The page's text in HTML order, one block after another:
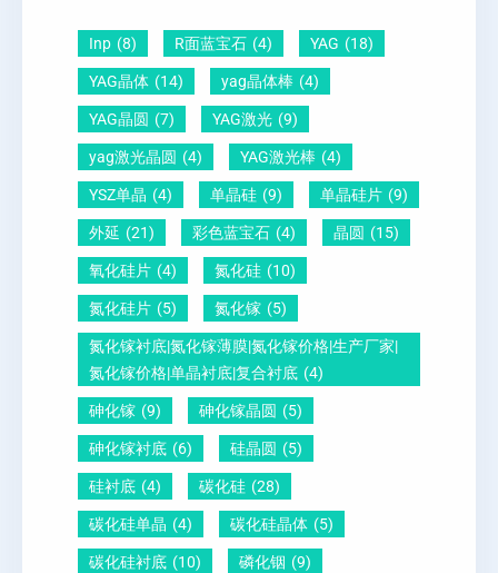
？
说
明
向
1
怎
么
测
-
压
电
晶
圆
钛
铅
晶
圆
Inp (8) R面蓝宝石 (4) YAG (18)
YAG晶体 (14) yag晶体棒 (4)
YAG晶圆 (7) YAG激光 (9)
yag激光晶圆 (4) YAG激光棒 (4)
YSZ单晶 (4) 单晶硅 (9) 单晶硅片 (9)
外延 (21) 彩色蓝宝石 (4) 晶圆 (15)
氧化硅片 (4) 氮化硅 (10)
氮化硅片 (5) 氮化镓 (5)
氮化镓衬底|氮化镓薄膜|氮化镓价格|生产厂家|
氮化镓价格|单晶衬底|复合衬底 (4)
砷化镓 (9) 砷化镓晶圆 (5)
砷化镓衬底 (6) 硅晶圆 (5)
硅衬底 (4) 碳化硅 (28)
碳化硅单晶 (4) 碳化硅晶体 (5)
碳化硅衬底 (10) 磷化铟 (9)